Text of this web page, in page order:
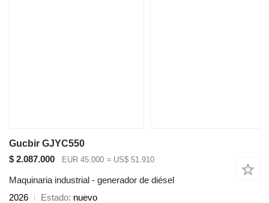
Gucbir GJYC550
$ 2.087.000
EUR 45.000 ≈ US$ 51.910
Maquinaria industrial - generador de diésel
2026
Estado nuevo